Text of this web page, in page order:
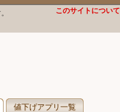
このサイトについて
値下げアプリ一覧